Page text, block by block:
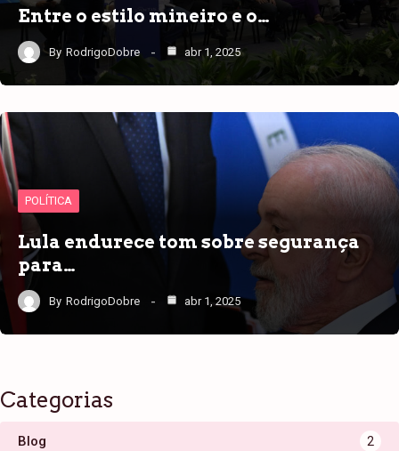
Entre o estilo mineiro e o…
By RodrigoDobre abr 1, 2025
POLÍTICA
Lula endurece tom sobre segurança
para…
By RodrigoDobre abr 1, 2025
Categorias
Blog 2